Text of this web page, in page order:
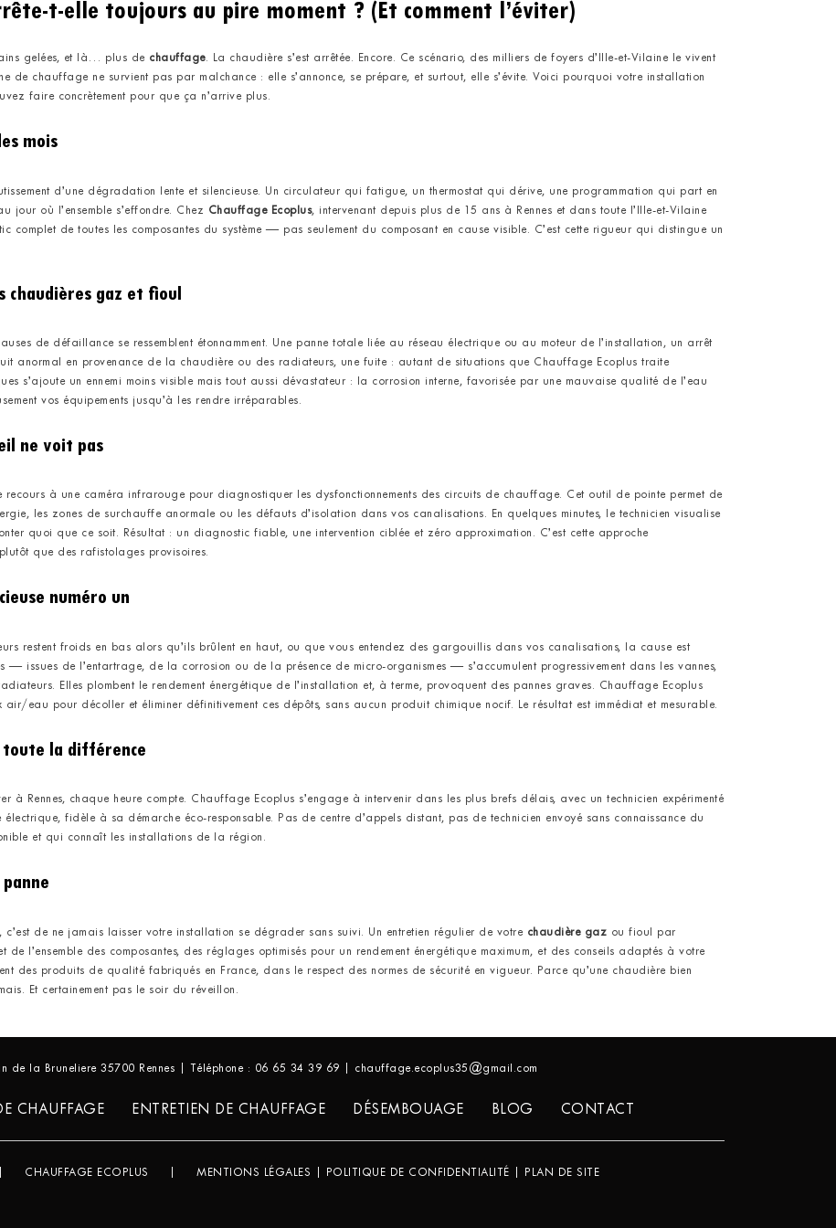
t-elle toujours au pire moment ? (Et comment l’éviter)
gelées, et là… plus de chauffage. La chaudière s’est arrêtée. Encore. Ce scénario, des milliers de foyers d’Ille-et-Vilaine le vivent
de chauffage ne survient pas par malchance : elle s’annonce, se prépare, et surtout, elle s’évite. Voici pourquoi votre installation
faire concrètement pour que ça n’arrive plus.
mois
d’une dégradation lente et silencieuse. Un circulateur qui fatigue, un thermostat qui dérive, une programmation qui part en
jour où l’ensemble s’effondre. Chez Chauffage Ecoplus, intervenant depuis plus de 15 ans à Rennes et dans toute l’Ille-et-Vilaine
complet de toutes les composantes du système — pas seulement du composant en cause visible. C’est cette rigueur qui distingue un
chaudières gaz et fioul
de défaillance se ressemblent étonnamment. Une panne totale liée au réseau électrique ou au moteur de l’installation, un arrêt
anormal en provenance de la chaudière ou des radiateurs, une fuite : autant de situations que Chauffage Ecoplus traite
s’ajoute un ennemi moins visible mais tout aussi dévastateur : la corrosion interne, favorisée par une mauvaise qualité de l’eau
vos équipements jusqu’à les rendre irréparables.
ne voit pas
recours à une caméra infrarouge pour diagnostiquer les dysfonctionnements des circuits de chauffage. Cet outil de pointe permet de
les zones de surchauffe anormale ou les défauts d’isolation dans vos canalisations. En quelques minutes, le technicien visualise
quoi que ce soit. Résultat : un diagnostic fiable, une intervention ciblée et zéro approximation. C’est cette approche
que des rafistolages provisoires.
numéro un
restent froids en bas alors qu’ils brûlent en haut, ou que vous entendez des gargouillis dans vos canalisations, la cause est
— issues de l’entartrage, de la corrosion ou de la présence de micro-organismes — s’accumulent progressivement dans les vannes,
Elles plombent le rendement énergétique de l’installation et, à terme, provoquent des pannes graves. Chauffage Ecoplus
air/eau pour décoller et éliminer définitivement ces dépôts, sans aucun produit chimique nocif. Le résultat est immédiat et mesurable.
la différence
à Rennes, chaque heure compte. Chauffage Ecoplus s’engage à intervenir dans les plus brefs délais, avec un technicien expérimenté
fidèle à sa démarche éco-responsable. Pas de centre d’appels distant, pas de technicien envoyé sans connaissance du
et qui connaît les installations de la région.
c’est de ne jamais laisser votre installation se dégrader sans suivi. Un entretien régulier de votre chaudière gaz ou fioul par
l’ensemble des composantes, des réglages optimisés pour un rendement énergétique maximum, et des conseils adaptés à votre
des produits de qualité fabriqués en France, dans le respect des normes de sécurité en vigueur. Parce qu’une chaudière bien
Et certainement pas le soir du réveillon.
de la Bruneliere 35700 Rennes | Téléphone : 06 65 34 39 69 | chauffage.ecoplus35@gmail.com
CHAUFFAGE ENTRETIEN DE CHAUFFAGE DÉSEMBOUAGE BLOG CONTACT
CHAUFFAGE ECOPLUS |MENTIONS LÉGALES POLITIQUE DE CONFIDENTIALITÉ PLAN DE SITE